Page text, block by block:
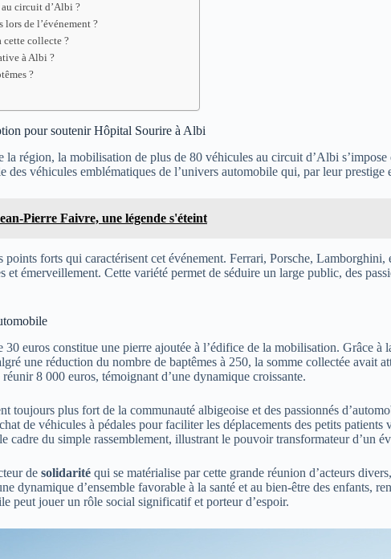
circuit d’Albi ?
lors de l’événement ?
cette collecte ?
à Albi ?
?
pour soutenir Hôpital Sourire à Albi
la région, la mobilisation de plus de 80 véhicules au circuit d’Albi
véhicules emblématiques de l’univers automobile qui, par leur
Pierre Faivre, une légende s'éteint
points forts qui caractérisent cet événement. Ferrari, Porsche,
et émerveillement. Cette variété permet de séduire un large public, des
euros constitue une pierre ajoutée à l’édifice de la mobilisation. Grâce à
une réduction du nombre de baptêmes à 250, la somme collectée avait
8 000 euros, témoignant d’une dynamique croissante.
toujours plus fort de la communauté albigeoise et des passionnés
de véhicules à pédales pour faciliter les déplacements des petits
cadre du simple rassemblement, illustrant le pouvoir transformateur d’un
de solidarité qui se matérialise par cette grande réunion d’acteurs
dynamique d’ensemble favorable à la santé et au bien-être des enfants,
peut jouer un rôle social significatif et porteur d’espoir.